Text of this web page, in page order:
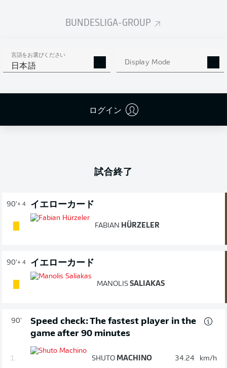
BUNDESLIGA-GROUP
言語をお選びください
日本語 Display Mode
ログイン
D. Jöllenbeck
広告
試合終了
90'+ 4 イエローカード
FABIAN HÜRZELER
90'+ 4 イエローカード
MANOLIS SALIAKAS
90'
Speed check: The fastest player in the
game after 90 minutes
1. SHUTO MACHINO 34.24 km/h